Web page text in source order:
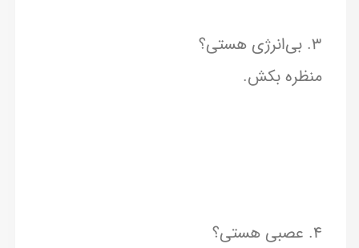
۳. بی‌انرژی هستی؟
منظره بکش.
۴. عصبی هستی؟